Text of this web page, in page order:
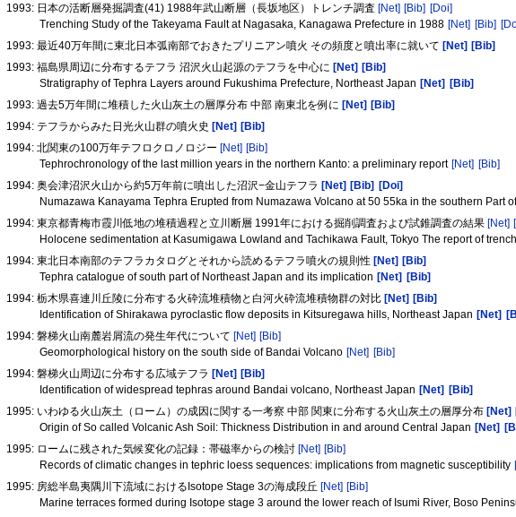
1993: 日本の活断層発掘調査(41) 1988年武山断層（長坂地区）トレンチ調査[Net] [Bib] [Doi]
Trenching Study of the Takeyama Fault at Nagasaka, Kanagawa Prefecture in 1988 [Net] [Bib]
1993: 最近40万年間に東北日本弧南部でおきたプリニアン噴火 その頻度と噴出率に就いて[Net] [Bib]
1993: 福島県周辺に分布するテフラ 沼沢火山起源のテフラを中心に [Net] [Bib]
Stratigraphy of Tephra Layers around Fukushima Prefecture, Northeast Japan [Net]
[Bib]
1993: 過去5万年間に堆積した火山灰土の層厚分布 中部 南東北を例に [Net] [Bib]
1994: テフラからみた日光火山群の噴火史 [Net] [Bib]
1994: 北関東の100万年テフロクロノロジー [Net] [Bib]
Tephrochronology of the last million years in the northern Kanto: a preliminary report [Net] [Bib]
1994: 奥会津沼沢火山から約5万年前に噴出した沼沢−金山テフラ [Net] [Bib]
[Doi]
Numazawa Kanayama Tephra Erupted from Numazawa Volcano at 50 55ka in the southern Part
1994: 東京都青梅市霞川低地の堆積過程と立川断層 1991年における掘削調査および試錐調査の結果 [Net]
Holocene sedimentation at Kasumigawa Lowland and Tachikawa Fault, Tokyo The report of
1994: 東北日本南部のテフラカタログとそれから読めるテフラ噴火の規則性 [Net] [Bib]
Tephra catalogue of south part of Northeast Japan and its implication [Net]
[Bib]
1994: 栃木県喜連川丘陵に分布する火砕流堆積物と白河火砕流堆積物群の対比 [Net] [Bib]
Identification of Shirakawa pyroclastic flow deposits in Kitsuregawa hills, Northeast Japan [Net]
1994: 磐梯火山南麓岩屑流の発生年代について [Net] [Bib]
Geomorphological history on the south side of Bandai Volcano [Net] [Bib]
1994: 磐梯火山周辺に分布する広域テフラ [Net] [Bib]
Identification of widespread tephras around Bandai volcano, Northeast Japan [Net]
[Bib]
1995: いわゆる火山灰土（ローム）の成因に関する一考察 中部 関東に分布する火山灰土の層厚分布 [Net]
Origin of So called Volcanic Ash Soil: Thickness Distribution in and around Central Japan [Net]
1995: ロームに残された気候変化の記録：帯磁率からの検討 [Net] [Bib]
Records of climatic changes in tephric loess sequences: implications from magnetic susceptibility
1995: 房総半島夷隅川下流域におけるIsotope Stage 3の海成段丘 [Net] [Bib]
Marine terraces formed during Isotope stage 3 around the lower reach of Isumi River, Boso